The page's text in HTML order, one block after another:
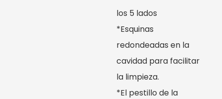
los 5 lados
*Esquinas
redondeadas en la
cavidad para facilitar
la limpieza.
*El pestillo de la